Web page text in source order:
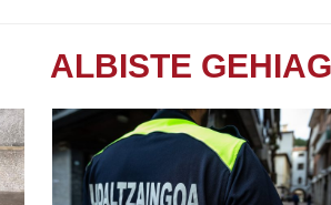
ALBISTE